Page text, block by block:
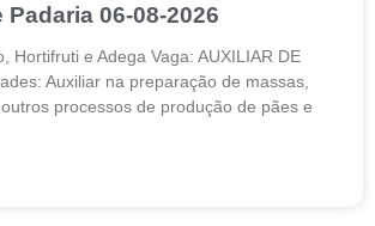
06-08-2026
Hortifruti e Adega Vaga: AUXILIAR DE
Auxiliar na preparação de massas,
processos de produção de pães e